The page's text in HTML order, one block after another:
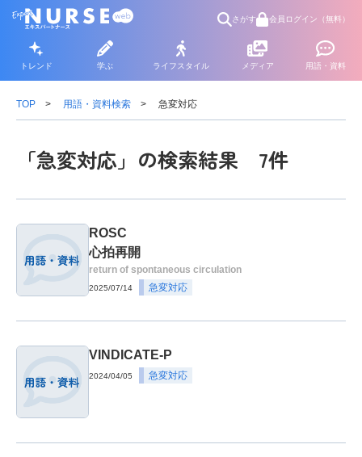
さがす 会員ログイン（無料）
トレンド 学ぶ ライフスタイル メディア 用語・資料
TOP 用語・資料検索 急変対応
「急変対応」の検索結果 7件
ROSC
心拍再開
return of spontaneous circulation
2025/07/14 急変対応
VINDICATE-P
2024/04/05 急変対応